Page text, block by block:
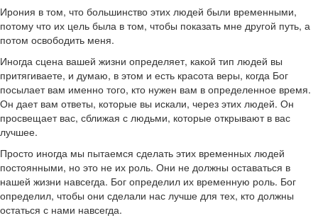
Ирония в том, что большинство этих людей были временными,
потому что их цель была в том, чтобы показать мне другой путь, а
потом освободить меня.
Иногда сцена вашей жизни определяет, какой тип людей вы
притягиваете, и думаю, в этом и есть красота веры, когда Бог
посылает вам именно того, кто нужен вам в определенное время.
Он дает вам ответы, которые вы искали, через этих людей. Он
просвещает вас, сближая с людьми, которые открывают в вас
лучшее.
Просто иногда мы пытаемся сделать этих временных людей
постоянными, но это не их роль. Они не должны оставаться в
нашей жизни навсегда. Бог определил их временную роль. Бог
определил, чтобы они сделали нас лучше для тех, кто должны
остаться с нами навсегда.